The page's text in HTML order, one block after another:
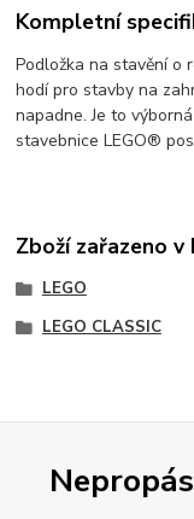
Kompletní
Podložka na stavění o
hodí pro stavby na
napadne. Je to
stavebnice LEGO®
Zboží zařazeno
LEGO
LEGO CLASSIC